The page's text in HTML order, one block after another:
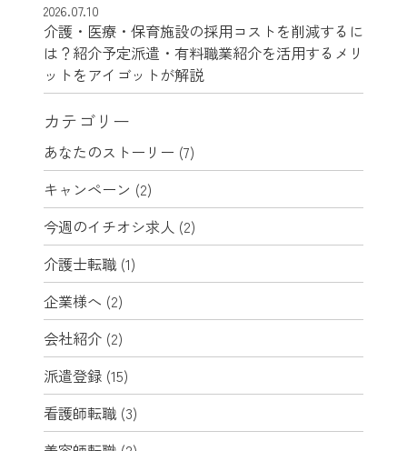
2026.07.10
介護・医療・保育施設の採用コストを削減するに
は？紹介予定派遣・有料職業紹介を活用するメリ
ットをアイゴットが解説
カテゴリー
あなたのストーリー (7)
キャンペーン (2)
今週のイチオシ求人 (2)
介護士転職(1)
企業様へ (2)
会社紹介 (2)
派遣登録 (15)
看護師転職(3)